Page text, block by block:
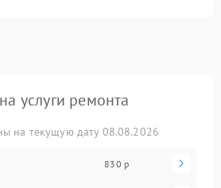
услуги ремонта
на текущую дату 08.08.2026
830 р